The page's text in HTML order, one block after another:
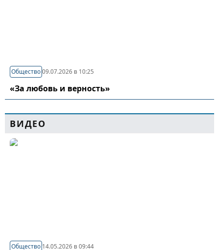
Общество09.07.2026 в 10:25
«За любовь и верность»
ВИДЕО
Общество 14.05.2026 в 09:44